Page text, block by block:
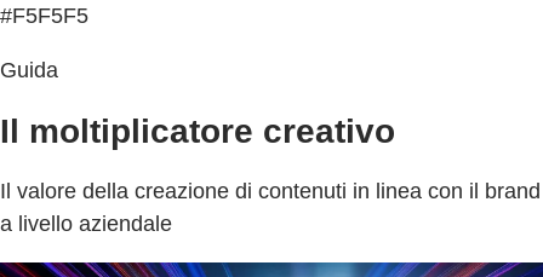
#F5F5F5
Guida
Il moltiplicatore creativo
Il valore della creazione di contenuti in linea con il brand
a livello aziendale